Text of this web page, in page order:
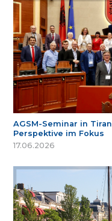
AGSM-Seminar in
Perspektive im Fokus
17.06.2026